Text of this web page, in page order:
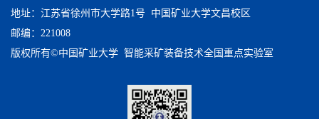
地址：江苏省徐州市大学路1号 中国矿业大学文昌校区
邮编：221008
版权所有©中国矿业大学 智能采矿装备技术全国重点实验室